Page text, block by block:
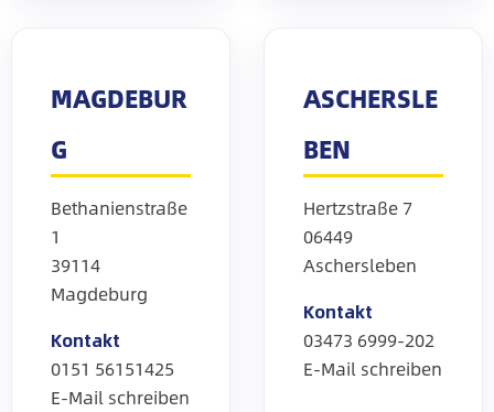
MAGDEBUR
G
Bethanienstraße
1
39114
Magdeburg
Kontakt
0151 56151425
E-Mail schreiben
ASCHERSLE
BEN
Hertzstraße 7
06449
Aschersleben
Kontakt
03473 6999-202
E-Mail schreiben